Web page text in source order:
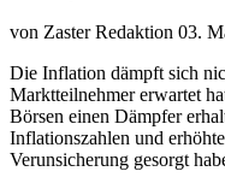
von Zaster Redaktion 03.
Die Inflation dämpft sich
Marktteilnehmer erwartet
Börsen einen Dämpfer
Inflationszahlen und
Verunsicherung gesorgt